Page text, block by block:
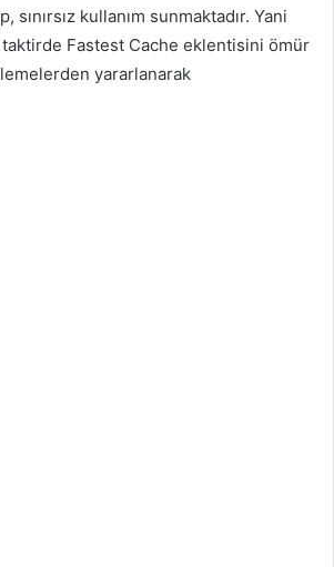
sınırsız kullanım sunmaktadır. Yani
taktirde Fastest Cache eklentisini ömür
yararlanarak